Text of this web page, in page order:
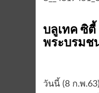
บลูเทค ซิตี้
พระบรมช
วันนี้ (8 ก.พ